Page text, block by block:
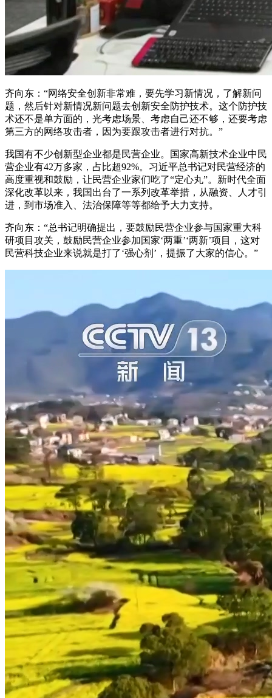
齐向东：“网络安全创新非常难，要先学习新情况，了解新问
题，然后针对新情况新问题去创新安全防护技术。这个防护技
术还不是单方面的，光考虑场景、考虑自己还不够，还要考虑
第三方的网络攻击者，因为要跟攻击者进行对抗。”
我国有不少创新型企业都是民营企业。国家高新技术企业中民
营企业有42万多家，占比超92%。习近平总书记对民营经济的
高度重视和鼓励，让民营企业家们吃了“定心丸”。新时代全面
深化改革以来，我国出台了一系列改革举措，从融资、人才引
进，到市场准入、法治保障等等都给予大力支持。
齐向东：“总书记明确提出，要鼓励民营企业参与国家重大科
研项目攻关，鼓励民营企业参加国家‘两重’‘两新’项目，这对
民营科技企业来说就是打了‘强心剂’，提振了大家的信心。”